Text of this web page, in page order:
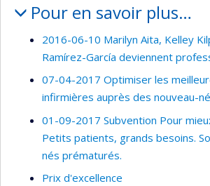
Pour en savoir plus…
2016-06-10 Marilyn Aita, Kelley
Ramírez-García deviennent
07-04-2017 Optimiser les
infirmières auprès des nouveau-
01-09-2017 Subvention Pour
Petits patients, grands besoins.
nés prématurés.
Prix d'excellence